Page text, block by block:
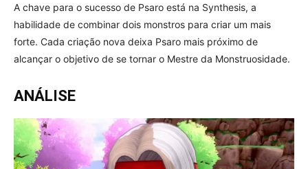
A chave para o sucesso de Psaro está na Synthesis, a
habilidade de combinar dois monstros para criar um mais
forte. Cada criação nova deixa Psaro mais próximo de
alcançar o objetivo de se tornar o Mestre da Monstruosidade.
ANÁLISE